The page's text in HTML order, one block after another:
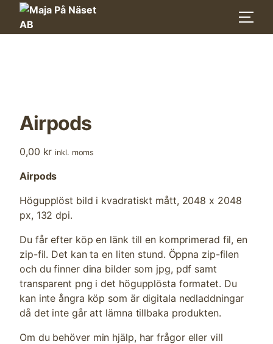
Airpods
0,00 kr inkl. moms
Airpods
Högupplöst bild i kvadratiskt mått, 2048 x 2048
px, 132 dpi.
Du får efter köp en länk till en komprimerad fil, en
zip-fil. Det kan ta en liten stund. Öppna zip-filen
och du finner dina bilder som jpg, pdf samt
transparent png i det högupplösta formatet. Du
kan inte ångra köp som är digitala nedladdningar
då det inte går att lämna tillbaka produkten.
Om du behöver min hjälp, har frågor eller vill